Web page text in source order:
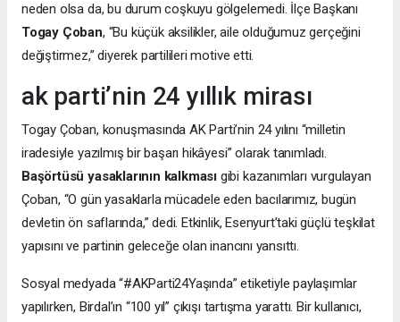
neden olsa da, bu durum coşkuyu gölgelemedi. İlçe Başkanı
Togay Çoban, “Bu küçük aksilikler, aile olduğumuz gerçeğini
değiştirmez,” diyerek partilileri motive etti.
ak parti’nin 24 yıllık mirası
Togay Çoban, konuşmasında AK Parti’nin 24 yılını “milletin
iradesiyle yazılmış bir başarı hikâyesi” olarak tanımladı.
Başörtüsü yasaklarının kalkması gibi kazanımları vurgulayan
Çoban, “O gün yasaklarla mücadele eden bacılarımız, bugün
devletin ön saflarında,” dedi. Etkinlik, Esenyurt’taki güçlü teşkilat
yapısını ve partinin geleceğe olan inancını yansıttı.
Sosyal medyada “#AKParti24Yaşında” etiketiyle paylaşımlar
yapılırken, Birdal’ın “100 yıl” çıkışı tartışma yarattı. Bir kullanıcı,